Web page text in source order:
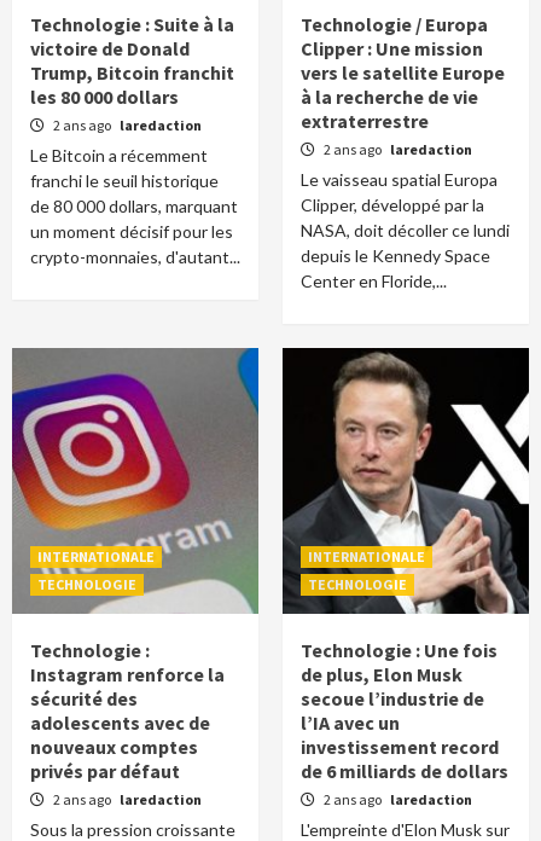
Technologie : Suite à la
victoire de Donald
Trump, Bitcoin franchit
les 80 000 dollars
2 ans ago laredaction
Le Bitcoin a récemment
franchi le seuil historique
de 80 000 dollars, marquant
un moment décisif pour les
crypto-monnaies, d'autant...
Technologie / Europa
Clipper : Une mission
vers le satellite Europe
à la recherche de vie
extraterrestre
2 ans ago laredaction
Le vaisseau spatial Europa
Clipper, développé par la
NASA, doit décoller ce lundi
depuis le Kennedy Space
Center en Floride,...
INTERNATIONALE
TECHNOLOGIE
Technologie :
Instagram renforce la
sécurité des
adolescents avec de
nouveaux comptes
privés par défaut
2 ans ago laredaction
Sous la pression croissante
INTERNATIONALE
TECHNOLOGIE
Technologie : Une fois
de plus, Elon Musk
secoue l’industrie de
l’IA avec un
investissement record
de 6 milliards de dollars
2 ans ago laredaction
L'empreinte d'Elon Musk sur